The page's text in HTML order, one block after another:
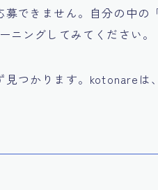
できません。自分の中の
ニングしてみてください。
見つかります。kotonareは